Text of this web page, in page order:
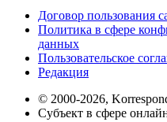
Договор пользования
Политика в сфере
данных
Пользовательское
Редакция
© 2000-2026,
Субъект в сфере